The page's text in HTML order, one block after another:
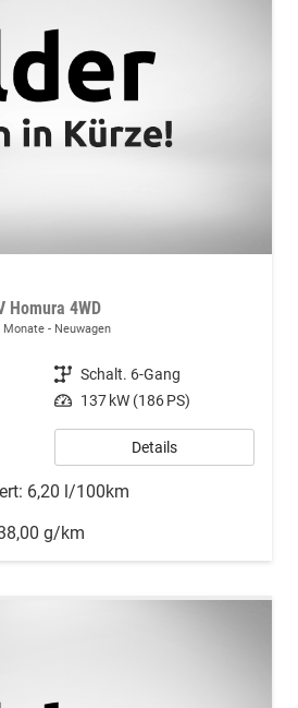
Homura 4WD
Monate Neuwagen
Getriebe Schalt. 6-Gang
Leistung 137 kW (186 PS)
Details
6,20 l/100km
g/km